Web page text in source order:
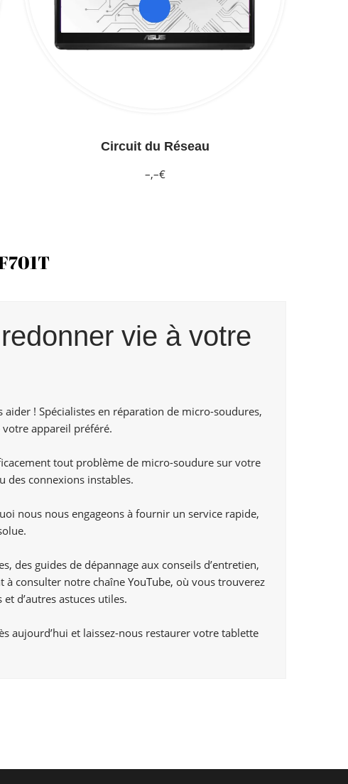
Circuit du Réseau
–,–€
vie à votre
aider ! Spécialistes en réparation de micro-soudures,
appareil préféré.
tout problème de micro-soudure sur votre
des connexions instables.
nous nous engageons à fournir un service rapide,
des guides de dépannage aux conseils d’entretien,
à consulter notre chaîne YouTube, où vous trouverez
d’autres astuces utiles.
aujourd’hui et laissez-nous restaurer votre tablette